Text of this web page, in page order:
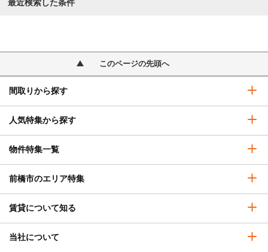
最近検索した条件
このページの先頭へ
間取りから探す
人気特集から探す
物件特集一覧
前橋市のエリア特集
賃貸について知る
当社について